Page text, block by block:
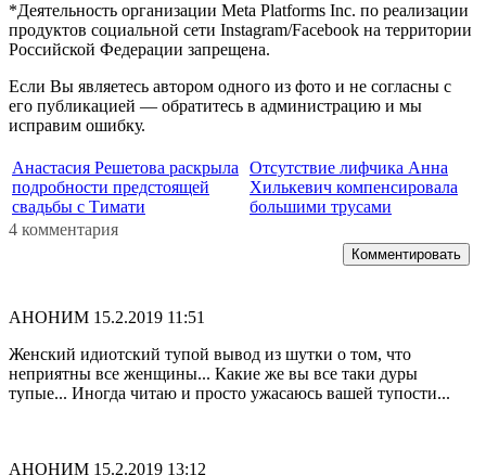
*Деятельность организации Meta Platforms Inc. по реализации
продуктов социальной сети Instagram/Facebook на территории
Российской Федерации запрещена.
Если Вы являетесь автором одного из фото и не согласны с
его публикацией — обратитесь в администрацию и мы
исправим ошибку.
Анастасия Решетова раскрыла
подробности предстоящей
свадьбы с Тимати
Отсутствие лифчика Анна
Хилькевич компенсировала
большими трусами
4 комментария
Комментировать
АНОНИМ 15.2.2019 11:51
Женский идиотский тупой вывод из шутки о том, что
неприятны все женщины... Какие же вы все таки дуры
тупые... Иногда читаю и просто ужасаюсь вашей тупости...
АНОНИМ 15.2.2019 13:12